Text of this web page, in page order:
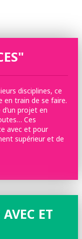
disciplines, ce
en train de se faire.
projet en
Ces
avec et pour
supérieur et de
ET